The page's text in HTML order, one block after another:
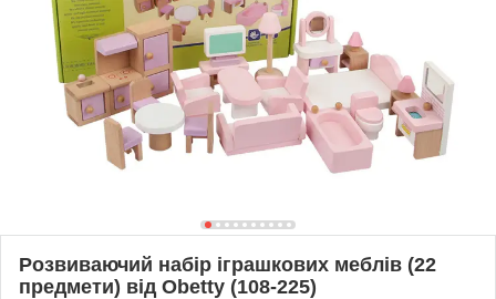
Розвиваючий набір іграшкових меблів (22
предмети) від Obetty (108-225)